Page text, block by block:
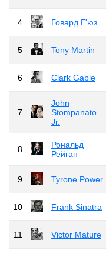
4 Говард Г'юз
5 Tony Martin
6 Clark Gable
7
John
Stompanato
Jr.
8
Рональд
Рейган
9 Tyrone Power
10 Frank Sinatra
11 Victor Mature